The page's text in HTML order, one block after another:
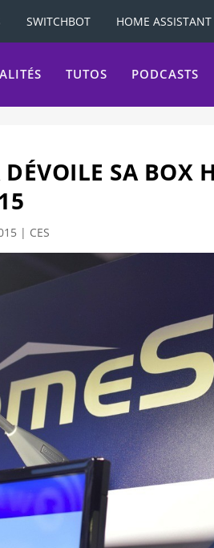
SWITCHBOT HOME ASSISTANT
TUTOS PODCASTS
DÉVOILE SA BOX
| CES